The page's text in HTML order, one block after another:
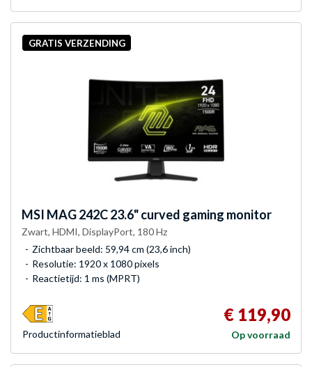
GRATIS VERZENDING
MSI MAG 242C 23.6" curved gaming monitor
Zwart, HDMI, DisplayPort, 180 Hz
Zichtbaar beeld: 59,94 cm (23,6 inch)
Resolutie: 1920 x 1080 pixels
Reactietijd: 1 ms (MPRT)
€ 119,90
Op voorraad
Product­informatieblad